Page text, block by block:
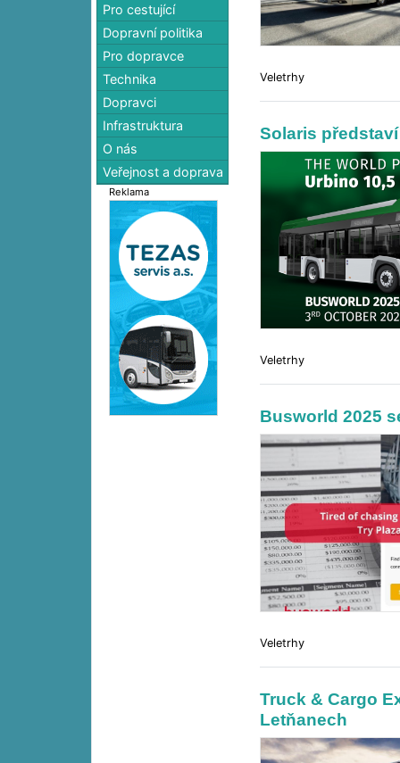
Pro cestující
Dopravní politika
Pro dopravce
Technika
Dopravci
Infrastruktura
O nás
Veřejnost a doprava
Reklama
Veletrhy
Solaris
Veletrhy
Busworld 2025
Veletrhy
Truck & Cargo
Letňanech